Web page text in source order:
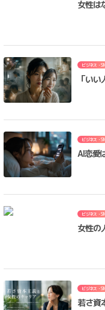
女性は
ビジネス・
「い
ビジネス・
AI恋愛
ビジネス・
女性の
ビジネス・
若さ資